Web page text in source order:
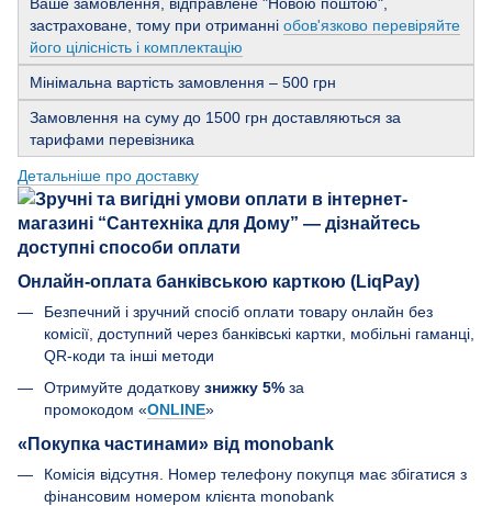
застраховане, тому при отриманні обов'язково перевіряйте
його цілісність і комплектацію
Мінімальна вартість замовлення – 500 грн
Замовлення на суму до 1500 грн доставляються за
тарифами перевізника
Детальніше про доставку
Онлайн-оплата банківською карткою (LiqPay)
Безпечний і зручний спосіб оплати товару онлайн без
комісії, доступний через банківські картки, мобільні гаманці,
QR-коди та інші методи
Отримуйте додаткову знижку 5% за
промокодом «ONLINE»
«Покупка частинами» від monobank
Комісія відсутня. Номер телефону покупця має збігатися з
фінансовим номером клієнта monobank